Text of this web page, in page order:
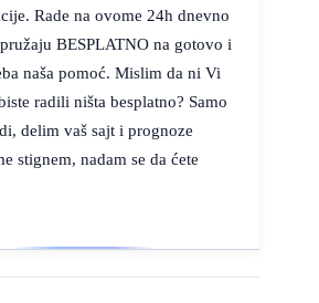
Rade na ovome 24h dnevno
BESPLATNO na gotovo i
naša pomoć. Mislim da ni Vi
radili ništa besplatno? Samo
delim vaš sajt i prognoze
stignem, nadam se da ćete